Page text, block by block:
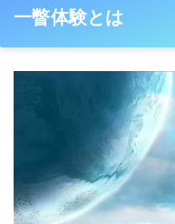
一瞥体験とは